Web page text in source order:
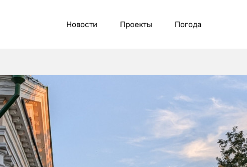
Новости Проекты Погода